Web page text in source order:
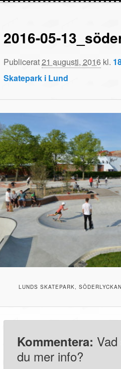
2016-05-
Publicerat21 augusti, 2016 kl.
Skatepark i Lund
LUNDS SKATEPARK,
Kommentera:
du mer info?